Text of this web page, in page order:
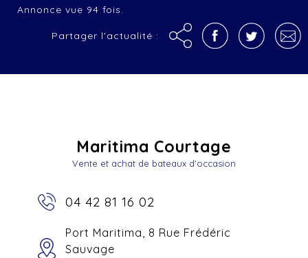
Annonce vue 94 fois.
Partager l'actualité :
Maritima Courtage
Vente et achat de bateaux d'occasion
04 42 81 16 02
Port Maritima, 8 Rue Frédéric
Sauvage